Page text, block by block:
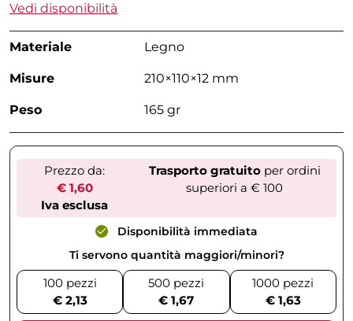
Vedi disponibilità
Materiale Legno
Misure 210×110×12 mm
Peso 165 gr
Prezzo da:
€ 1,60
Iva esclusa
Trasporto gratuitoper ordini
superiori a € 100
Disponibilità immediata
Ti servono quantità maggiori/minori?
100 pezzi
€ 2,13
500 pezzi
€ 1,67
1000 pezzi
€ 1,63